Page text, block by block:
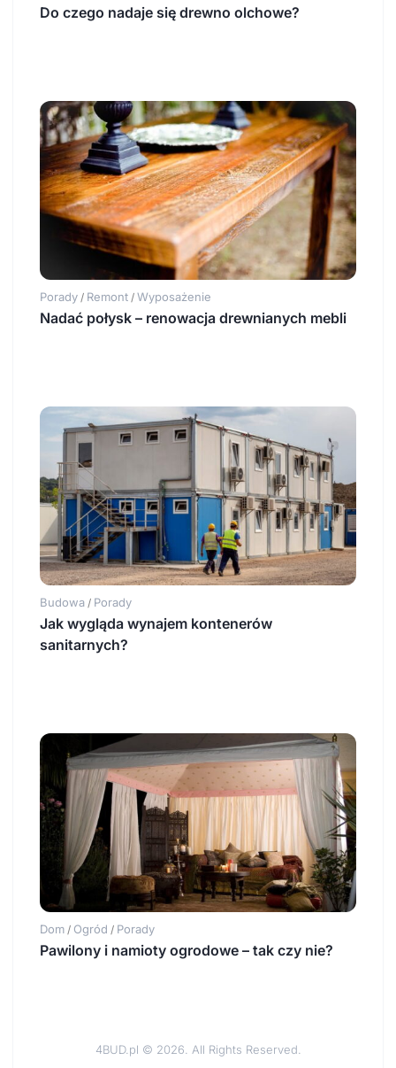
Do czego nadaje się drewno olchowe?
Porady / Remont / Wyposażenie
Nadać połysk – renowacja drewnianych mebli
Budowa / Porady
Jak wygląda wynajem kontenerów
sanitarnych?
Dom / Ogród / Porady
Pawilony i namioty ogrodowe – tak czy nie?
4BUD.pl © 2026. All Rights Reserved.